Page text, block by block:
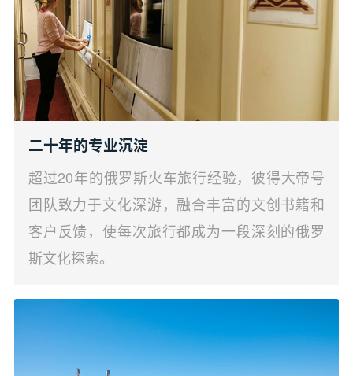
二十年的专业沉淀
超过20年的俄罗斯火车旅行经验，彼得大帝号
团队致力于文化深游，融合丰富的文创书籍和
客户反馈，使每次旅行都成为一段深刻的俄罗
斯文化探索。